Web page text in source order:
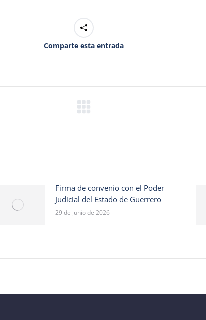
Comparte esta entrada
Firma de convenio con el Poder
Judicial del Estado de Guerrero
29 de junio de 2026